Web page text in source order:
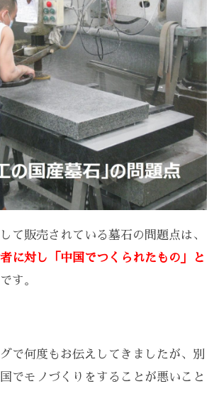
て販売されている墓石の問題点は、
に対し「中国でつくられたもの」と
です。
で何度もお伝えしてきましたが、別
でモノづくりをすることが悪いこと